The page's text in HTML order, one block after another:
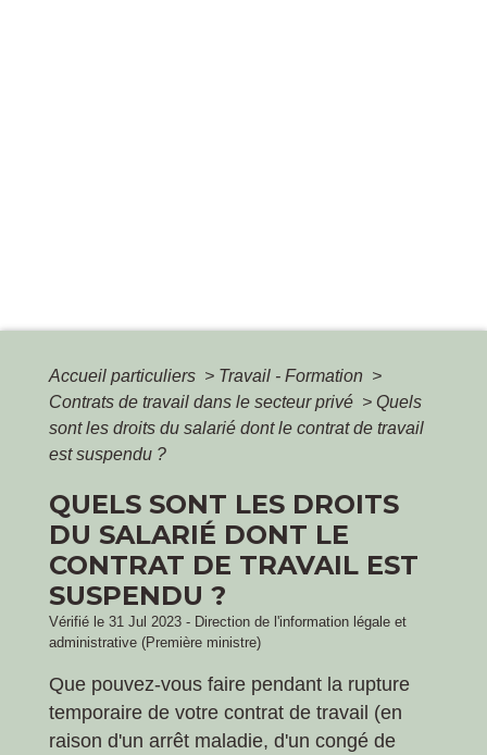
Accueil particuliers > Travail - Formation >
Contrats de travail dans le secteur privé > Quels
sont les droits du salarié dont le contrat de travail
est suspendu ?
QUELS SONT LES DROITS
DU SALARIÉ DONT LE
CONTRAT DE TRAVAIL EST
SUSPENDU ?
Vérifié le 31 Jul 2023 - Direction de l'information légale et
administrative (Première ministre)
Que pouvez-vous faire pendant la rupture
temporaire de votre contrat de travail (en
raison d'un arrêt maladie, d'un congé de